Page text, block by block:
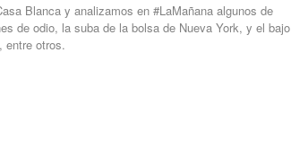
Blanca y analizamos en #LaMañana algunos de
de odio, la suba de la bolsa de Nueva York, y el bajo
entre otros.